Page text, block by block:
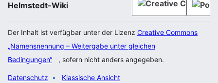
Helmstedt-Wiki
Der Inhalt ist verfügbar unter der Lizenz Creative Commons
„Namensnennung – Weitergabe unter gleichen
Bedingungen“
, sofern nicht anders angegeben.
Datenschutz Klassische Ansicht